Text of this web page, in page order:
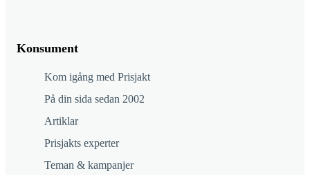
Konsument
Kom igång med Prisjakt
På din sida sedan 2002
Artiklar
Prisjakts experter
Teman & kampanjer